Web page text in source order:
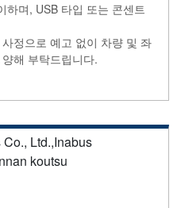
하며, USB 타입 또는 콘센트
정으로 예고 없이 차량 및 좌
해 부탁드립니다.
Ltd.,Inabus
koutsu